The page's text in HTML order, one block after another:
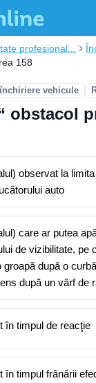
profesional...
158
vehicule
obstacol
observat la
auto
care ar putea
de vizibilitate, pe
groapă după o
după un vârf de
în timpul de reacţie
în timpul frânării